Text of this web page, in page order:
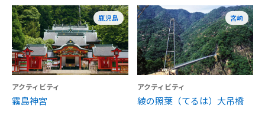
鹿児島
アクティビティ
霧島神宮
宮崎
アクティビティ
綾の照葉（てるは）大吊橋